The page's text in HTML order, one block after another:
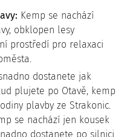
Kemp se nachází
obklopen lesy
prostředí pro relaxaci
dostanete jak
plujete po Otavě, kemp
plavby ze Strakonic.
se nachází jen kousek
dostanete po silnici